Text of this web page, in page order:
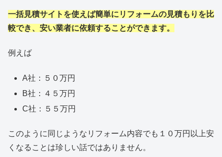
一括見積サイトを使えば簡単にリフォームの見積もりを比
較でき、安い業者に依頼することができます。
例えば
A社：５０万円
B社：４５万円
C社：５５万円
このように同じようなリフォーム内容でも１０万円以上安
くなることは珍しい話ではありません。